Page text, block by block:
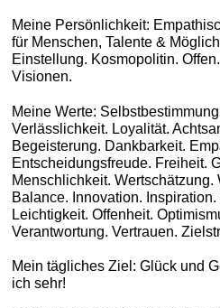
Meine Persönlichkeit:
für Menschen, Talente &
Einstellung. Kosmopolitin.
Visionen.
Meine Werte:
Verlässlichkeit. Loyalität.
Begeisterung. Dankbarkeit.
Entscheidungsfreude. Freiheit.
Menschlichkeit. Wertschätzung.
Balance. Innovation.
Leichtigkeit. Offenheit.
Verantwortung. Vertrauen.
Mein tägliches Ziel: Glück und
ich sehr!